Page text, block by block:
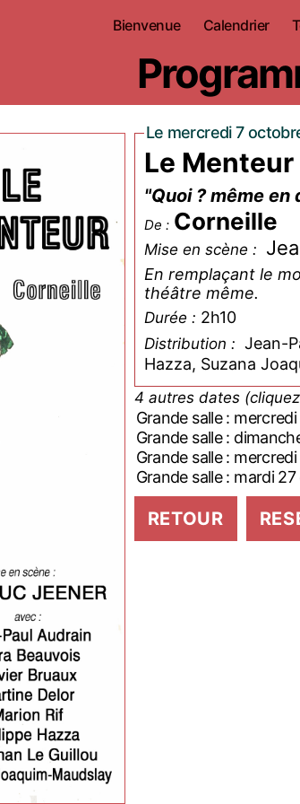
Bienvenue Calendrier
Le mercredi 7
Le Menteur
"Quoi ? même
De : Corneille
Mise en scène :
En remplaçant le
théâtre même.
Durée : 2h10
Distribution : Jean-
Hazza, Suzana
4 autres
Grande
Grande
Grande
Grande